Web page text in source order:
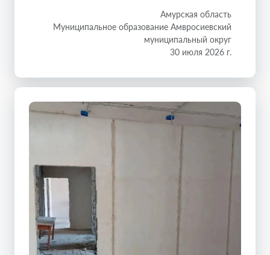
Амурская область
Муниципальное образование Амвросиевский
муниципальный округ
30 июля 2026 г.